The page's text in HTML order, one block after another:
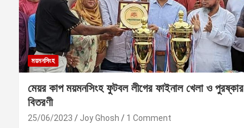
ময়মনসিংহ
মেয়র কাপ ময়মনসিংহ ফুটবল লীগের ফাইনাল খেলা ও পুরষ্কার
বিতরণী
25/06/2023 Joy Ghosh 1 Comment